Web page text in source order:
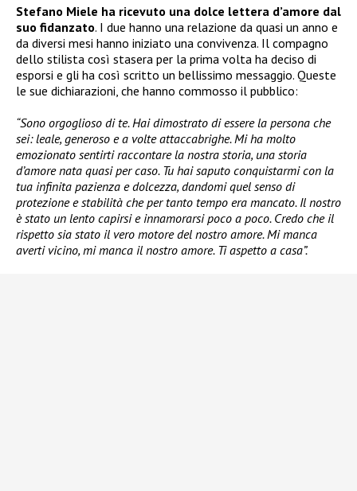
Stefano Miele ha ricevuto una dolce lettera d’amore dal
suo fidanzato. I due hanno una relazione da quasi un anno e
da diversi mesi hanno iniziato una convivenza. Il compagno
dello stilista così stasera per la prima volta ha deciso di
esporsi e gli ha così scritto un bellissimo messaggio. Queste
le sue dichiarazioni, che hanno commosso il pubblico:
“Sono orgoglioso di te. Hai dimostrato di essere la persona che
sei: leale, generoso e a volte attaccabrighe. Mi ha molto
emozionato sentirti raccontare la nostra storia, una storia
d’amore nata quasi per caso. Tu hai saputo conquistarmi con la
tua infinita pazienza e dolcezza, dandomi quel senso di
protezione e stabilità che per tanto tempo era mancato. Il nostro
è stato un lento capirsi e innamorarsi poco a poco. Credo che il
rispetto sia stato il vero motore del nostro amore. Mi manca
averti vicino, mi manca il nostro amore. Ti aspetto a casa”.